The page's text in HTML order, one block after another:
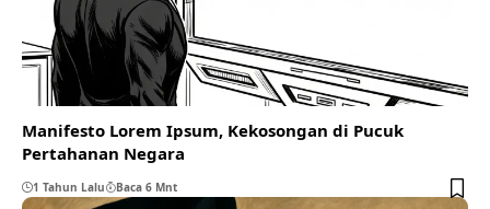
Manifesto Lorem Ipsum, Kekosongan di Pucuk
Pertahanan Negara
1 Tahun Lalu Baca 6 Mnt